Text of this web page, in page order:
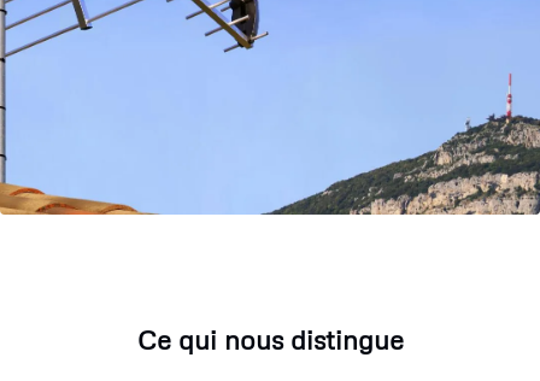
Ce qui nous distingue